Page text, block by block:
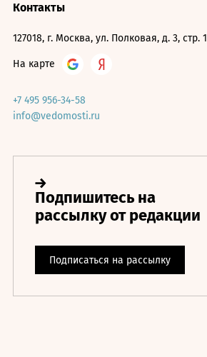
Контакты
127018, г. Москва, ул. Полковая, д. 3, стр. 1
На карте
+7 495 956-34-58
info@vedomosti.ru